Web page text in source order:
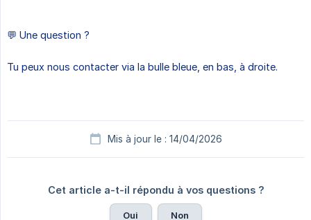
💬 Une question ?
Tu peux nous contacter via la bulle bleue, en bas, à droite.
Mis à jour le : 14/04/2026
Cet article a-t-il répondu à vos questions ?
Oui Non